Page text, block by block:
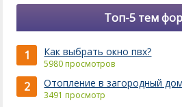
Топ-5 тем
1 Как выбрать окно пвх?
5980 просмотров
2 Отопление в загородный дом
3491 просмотр